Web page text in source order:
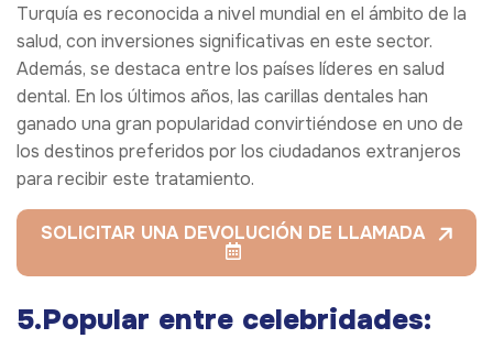
Turquía es reconocida a nivel mundial en el ámbito de la
salud, con inversiones significativas en este sector.
Además, se destaca entre los países líderes en salud
dental. En los últimos años, las carillas dentales han
ganado una gran popularidad convirtiéndose en uno de
los destinos preferidos por los ciudadanos extranjeros
para recibir este tratamiento.
SOLICITAR UNA DEVOLUCIÓN DE LLAMADA
5.Popular entre celebridades: